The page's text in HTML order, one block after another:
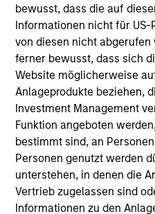
bewusst, dass die auf
Informationen nicht für
von diesen nicht
ferner bewusst, dass sich
Website möglicherweise
Anlageprodukte beziehen,
Investment Management
Funktion angeboten
bestimmt sind, an
Personen genutzt werden
unterstehen, in denen die
Vertrieb zugelassen sind
Informationen zu den
Andrew is an executive
and an analyst on the
Cap team. He is
and industrials. He joined
Morgan Stanley acquired
2021. Andrew began his
management industry in
Vance, he was affiliated
Ameriprise. Andrew
State University. He is a
member of CFA Society